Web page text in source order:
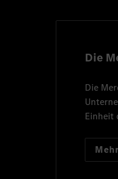
Die
Die
Einheit